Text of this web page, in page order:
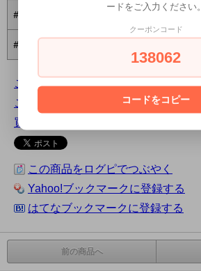
＃5
＃6
この商品について問い合わせる
この商品を友達に教える
買い物を続ける
この商品をログピでつぶやく
Yahoo!ブックマークに登録する
はてなブックマークに登録する
前の商品へ
ードをご入力ください。
クーポンコード
138062
コードをコピー